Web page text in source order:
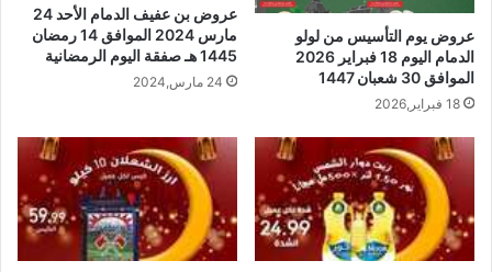
عروض يوم التأسيس من لولو
الدمام اليوم 18 فبراير 2026
الموافق 30 شعبان 1447
18 فبراير,2026
عروض بن عفيف الدمام الأحد 24
مارس 2024 الموافق 14 رمضان
1445 هـ صفقة اليوم الرمضانية
24 مارس,2024